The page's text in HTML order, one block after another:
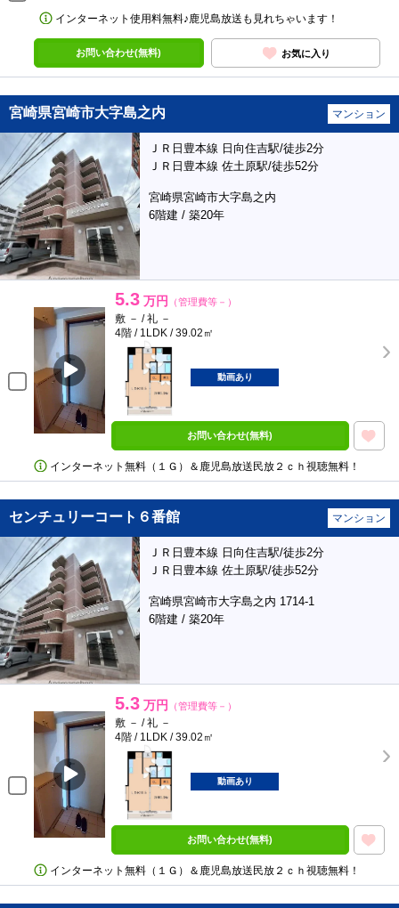
インターネット使用料無料♪鹿児島放送も見れちゃいます！
お問い合わせ(無料) お気に入り
宮崎県宮崎市大字島之内 マンション
ＪＲ日豊本線 日向住吉駅/徒歩2分
ＪＲ日豊本線 佐土原駅/徒歩52分
宮崎県宮崎市大字島之内
6階建 / 築20年
5.3 万円 （管理費等－）
敷 － / 礼 －
4階 / 1LDK / 39.02㎡
動画あり
お問い合わせ(無料)
インターネット無料（１Ｇ）＆鹿児島放送民放２ｃｈ視聴無料！
センチュリーコート６番館 マンション
ＪＲ日豊本線 日向住吉駅/徒歩2分
ＪＲ日豊本線 佐土原駅/徒歩52分
宮崎県宮崎市大字島之内 1714-1
6階建 / 築20年
5.3 万円 （管理費等－）
敷 － / 礼 －
4階 / 1LDK / 39.02㎡
動画あり
お問い合わせ(無料)
インターネット無料（１Ｇ）＆鹿児島放送民放２ｃｈ視聴無料！